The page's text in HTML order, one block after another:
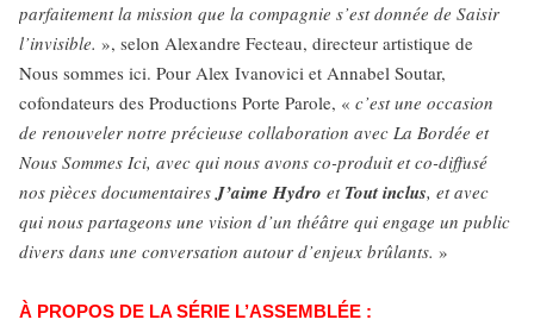
parfaitement la mission que la compagnie s’est donnée de Saisir
l’invisible. », selon Alexandre Fecteau, directeur artistique de
Nous sommes ici. Pour Alex Ivanovici et Annabel Soutar,
cofondateurs des Productions Porte Parole, « c’est une occasion
de renouveler notre précieuse collaboration avec La Bordée et
Nous Sommes Ici, avec qui nous avons co-produit et co-diffusé
nos pièces documentairesJ’aime Hydro et Tout inclus, et avec
qui nous partageons une vision d’un théâtre qui engage un public
divers dans une conversation autour d’enjeux brûlants. »
À PROPOS DE LA SÉRIE L’ASSEMBLÉE :